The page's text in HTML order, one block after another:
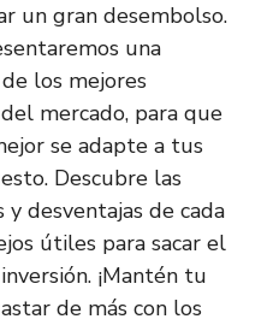
un gran desembolso.
una
los mejores
del mercado, para que
se adapte a tus
Descubre las
y desventajas de cada
útiles para sacar el
¡Mantén tu
de más con los